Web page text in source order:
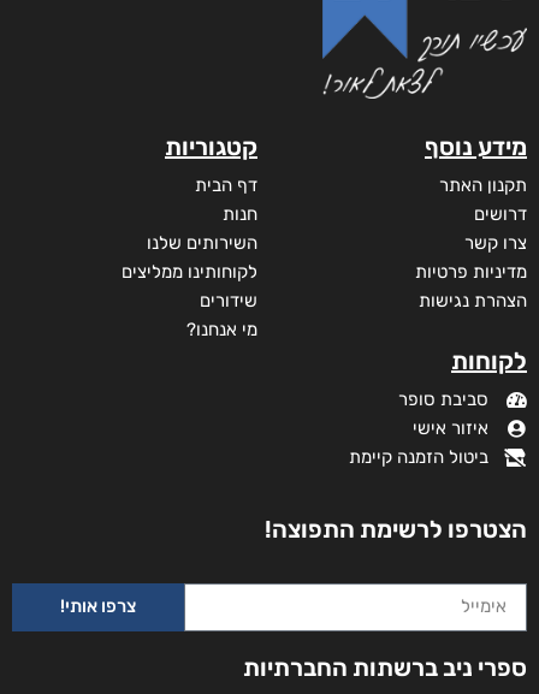
מידע נוסף
תקנון האתר
דרושים
צרו קשר
מדיניות פרטיות
הצהרת נגישות
לקוחות
סביבת סופר
איזור אישי
ביטול הזמנה קיימת
קטגוריות
דף הבית
חנות
השירותים שלנו
לקוחותינו ממליצים
שידורים
מי אנחנו?
הצטרפו לרשימת התפוצה!
צרפו אותי!
ספרי ניב ברשתות החברתיות